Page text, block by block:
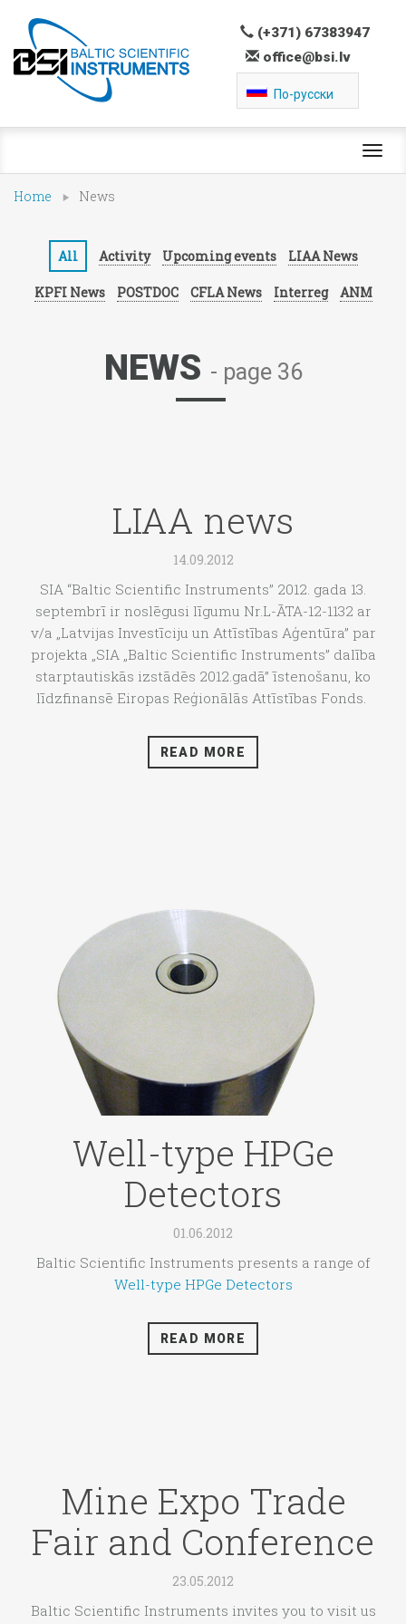
(+371) 67383947
office@bsi.lv
По-русски
Home News
All Activity Upcoming events LIAA News
KPFI News POSTDOC CFLA News Interreg ANM
NEWS - page 36
LIAA news
14.09.2012
SIA “Baltic Scientific Instruments” 2012. gada 13.
septembrī ir noslēgusi līgumu Nr.L-ĀTA-12-1132 ar
v/a „Latvijas Investīciju un Attīstības Aģentūra” par
projekta „SIA „Baltic Scientific Instruments” dalība
starptautiskās izstādēs 2012.gadā” īstenošanu, ko
līdzfinansē Eiropas Reģionālās Attīstības Fonds.
READ MORE
Well-type HPGe
Detectors
01.06.2012
Baltic Scientific Instruments presents a range of
Well-type HPGe Detectors
READ MORE
Mine Expo Trade
Fair and Conference
23.05.2012
Baltic Scientific Instruments invites you to visit us